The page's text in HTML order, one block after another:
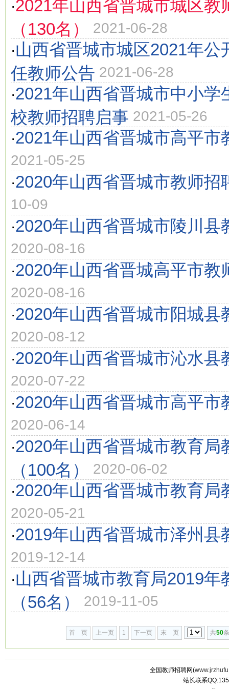
·2021年山西省晋城市城区教
（130名）
2021-06-28
·山西省晋城市城区2021年公
任教师公告 2021-06-28
·2021年山西省晋城市中小学
校教师招聘启事 2021-05-26
·2021年山西省晋城市高平市
2021-05-25
·2020年山西省晋城市教师招
10-09
·2020年山西省晋城市陵川县
2020-08-16
·2020年山西省晋城高平市教
2020-08-16
·2020年山西省晋城市阳城县
2020-08-12
·2020年山西省晋城市沁水县
2020-07-22
·2020年山西省晋城市高平市
2020-06-14
·2020年山西省晋城市教育局
（100名）
2020-06-02
·2020年山西省晋城市教育局
2020-05-21
·2019年山西省晋城市泽州县
2019-12-14
·山西省晋城市教育局2019年
（56名） 2019-11-05
首 页 上一页 1 下一页 末 页 共50
全国教师招聘网(
站长联系